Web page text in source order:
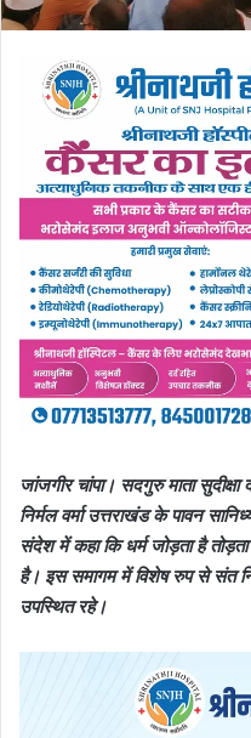
जांजगीर चांपा। सदगुरु माता सुदीक्षा
निर्मल वर्मा उत्तराखंड के पावन
संदेश में कहा कि धर्म जोड़ता है
है। इस समागम में विशेष रुप से संत
उपस्थित रहे।